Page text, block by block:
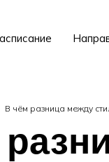
В чём разница между